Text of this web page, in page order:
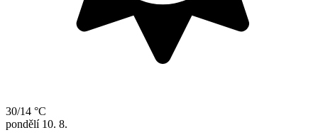
30/14 °C
pondělí 10. 8.